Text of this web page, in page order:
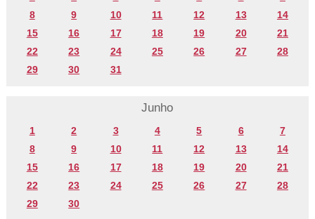
8
9 10 11 12 13
14
15
16 17 18 19 20
21
22
23 24 25 26 27
28
29
30 31
Junho
1 2 3 4 5 6
7
8
9 10 11 12 13
14
15
16 17 18 19 20
21
22
23 24 25 26 27
28
29
30